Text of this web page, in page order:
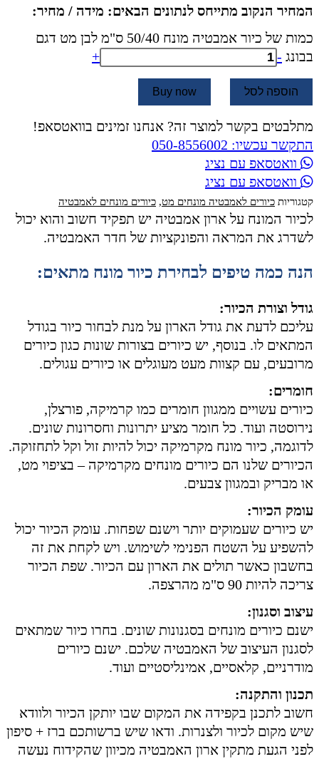
המחיר הנקוב מתייחס לנתונים הבאים: מידה / מחיר:
כמות של כיור אמבטיה מונח 50/40 ס"מ לבן מט דגם
בבונג -
+
הוספה לסל Buy now
מתלבטים בקשר למוצר זה? אנחנו זמינים בוואטסאפ!
התקשר עכשיו: 050-8556002
וואטסאפ עם נציג
וואטסאפ עם נציג
קטגוריות כיורים לאמבטיה מונחים מט, כיורים מונחים לאמבטיה
לכיור המונח על ארון אמבטיה יש תפקיד חשוב והוא יכול
לשדרג את המראה והפונקציות של חדר האמבטיה.
הנה כמה טיפים לבחירת כיור מונח מתאים:
גודל וצורת הכיור:
עליכם לדעת את גודל הארון על מנת לבחור כיור בגודל
המתאים לו. בנוסף, יש כיורים בצורות שונות כגון כיורים
מרובעים, עם קצוות מעט מעוגלים או כיורים עגולים.
חומרים:
כיורים עשויים ממגוון חומרים כמו קרמיקה, פורצלן,
נירוסטה ועוד. כל חומר מציע יתרונות וחסרונות שונים.
לדוגמה, כיור מונח מקרמיקה יכול להיות זול וקל לתחזוקה.
הכיורים שלנו הם כיורים מונחים מקרמיקה – בציפוי מט,
או מבריק ובמגוון צבעים.
עומק הכיור:
יש כיורים שעמוקים יותר וישנם שפחות. עומק הכיור יכול
להשפיע על השטח הפנימי לשימוש. ויש לקחת את זה
בחשבון כאשר תולים את הארון עם הכיור. שפת הכיור
צריכה להיות 90 ס"מ מהרצפה.
עיצוב וסגנון:
ישנם כיורים מונחים בסגנונות שונים. בחרו כיור שמתאים
לסגנון העיצוב של האמבטיה שלכם. ישנם כיורים
מודרניים, קלאסיים, אמינליסטיים ועוד.
תכנון והתקנה:
חשוב לתכנן בקפידה את המקום שבו יותקן הכיור ולוודא
שיש מקום לכיור ולצנרות. ודאו שיש ברשותכם ברז + סיפון
לפני הגעת מתקין ארון האמבטיה מכיוון שהקידוח נעשה